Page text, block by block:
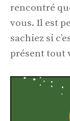
rencontré
vous. Il est
sachiez si
présent tout